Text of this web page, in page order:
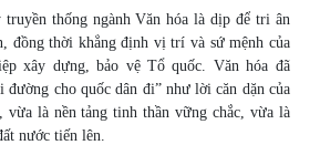
thống ngành Văn hóa là dịp để tri ân
đồng thời khẳng định vị trí và sứ mệnh của
xây dựng, bảo vệ Tổ quốc. Văn hóa đã
đường cho quốc dân đi” như lời căn dặn của
là nền tảng tinh thần vững chắc, vừa là
nước tiến lên.